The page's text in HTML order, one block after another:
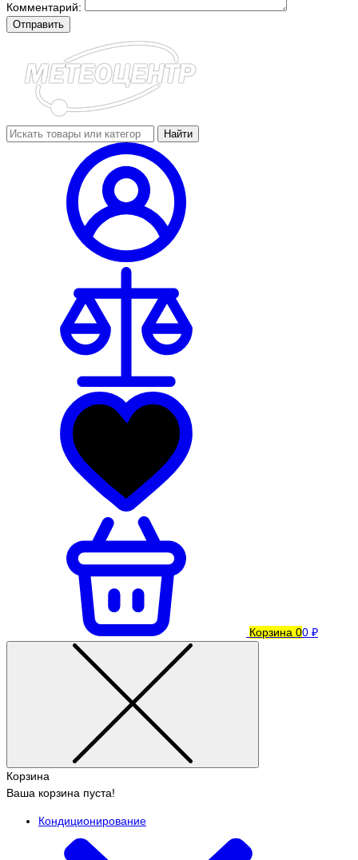
Комментарий:
Отправить
Найти
Корзина 00 ₽
Корзина
Ваша корзина пуста!
Кондиционирование